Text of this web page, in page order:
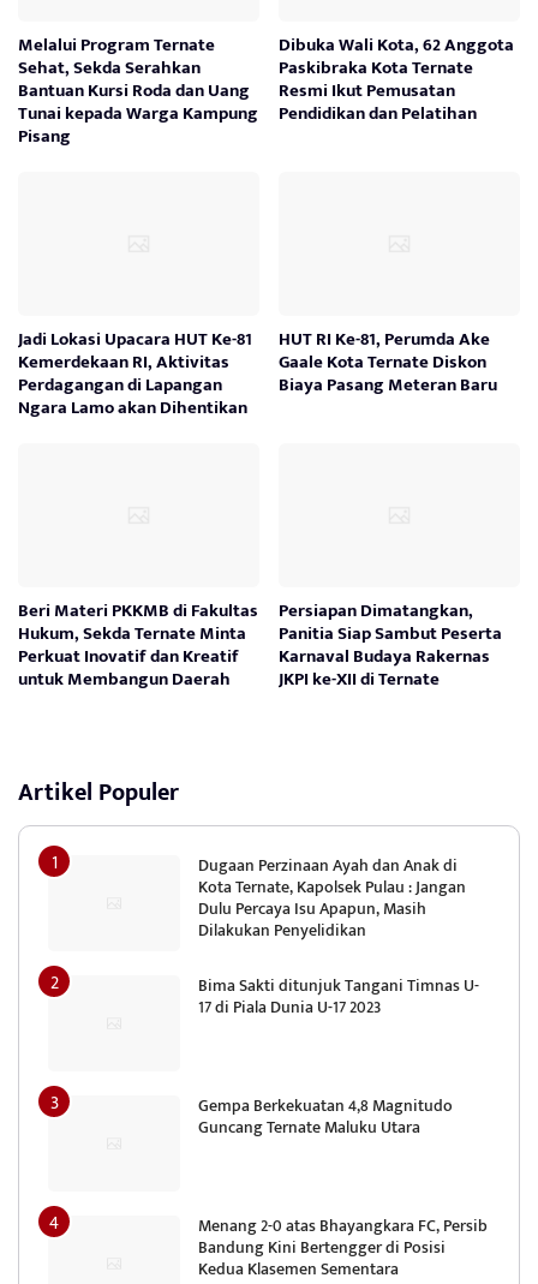
Melalui Program Ternate
Sehat, Sekda Serahkan
Bantuan Kursi Roda dan Uang
Tunai kepada Warga Kampung
Pisang
Dibuka Wali Kota, 62 Anggota
Paskibraka Kota Ternate
Resmi Ikut Pemusatan
Pendidikan dan Pelatihan
Jadi Lokasi Upacara HUT Ke-81
Kemerdekaan RI, Aktivitas
Perdagangan di Lapangan
Ngara Lamo akan Dihentikan
HUT RI Ke-81, Perumda Ake
Gaale Kota Ternate Diskon
Biaya Pasang Meteran Baru
Beri Materi PKKMB di Fakultas
Hukum, Sekda Ternate Minta
Perkuat Inovatif dan Kreatif
untuk Membangun Daerah
Persiapan Dimatangkan,
Panitia Siap Sambut Peserta
Karnaval Budaya Rakernas
JKPI ke-XII di Ternate
Artikel Populer
Dugaan Perzinaan Ayah dan Anak di
Kota Ternate, Kapolsek Pulau : Jangan
Dulu Percaya Isu Apapun, Masih
Dilakukan Penyelidikan
Bima Sakti ditunjuk Tangani Timnas U-
17 di Piala Dunia U-17 2023
Gempa Berkekuatan 4,8 Magnitudo
Guncang Ternate Maluku Utara
Menang 2-0 atas Bhayangkara FC, Persib
Bandung Kini Bertengger di Posisi
Kedua Klasemen Sementara